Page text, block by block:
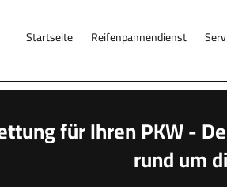
Startseite Reifenpannendienst
für Ihren PKW -
rund um